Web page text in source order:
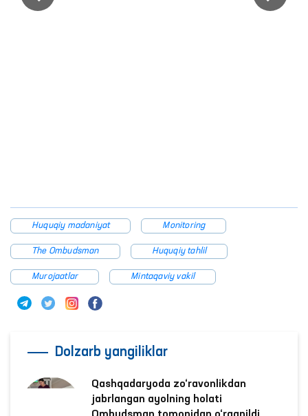
Huquqiy madaniyat Monitoring
The Ombudsman Huquqiy tahlil
Murojaatlar Mintaqaviy vakil
Dolzarb yangiliklar
Qashqadaryoda zo‘ravonlikdan
jabrlangan ayolning holati